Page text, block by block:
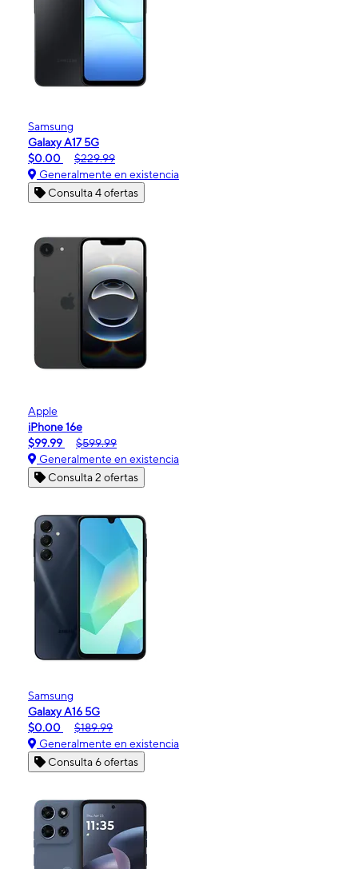
Samsung
Galaxy A17 5G
$0.00
$229.99
Generalmente en existencia
Consulta 4 ofertas
Apple
iPhone 16e
$99.99
$599.99
Generalmente en existencia
Consulta 2 ofertas
Samsung
Galaxy A16 5G
$0.00
$189.99
Generalmente en existencia
Consulta 6 ofertas